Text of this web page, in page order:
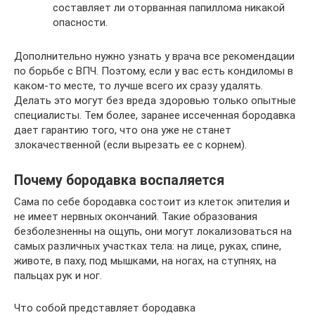
составляет ли оторванная папиллома никакой
опасности.
Дополнительно нужно узнать у врача все рекомендации
по борьбе с ВПЧ. Поэтому, если у вас есть кондиломы в
каком-то месте, то лучше всего их сразу удалять.
Делать это могут без вреда здоровью только опытные
специалисты. Тем более, заранее иссеченная бородавка
дает гарантию того, что она уже не станет
злокачественной (если вырезать ее с корнем).
Почему бородавка воспаляется
Сама по себе бородавка состоит из клеток эпителия и
не имеет нервных окончаний. Такие образования
безболезненны на ощупь, они могут локализоваться на
самых различных участках тела: на лице, руках, спине,
животе, в паху, под мышками, на ногах, на ступнях, на
пальцах рук и ног.
Что собой представляет бородавка